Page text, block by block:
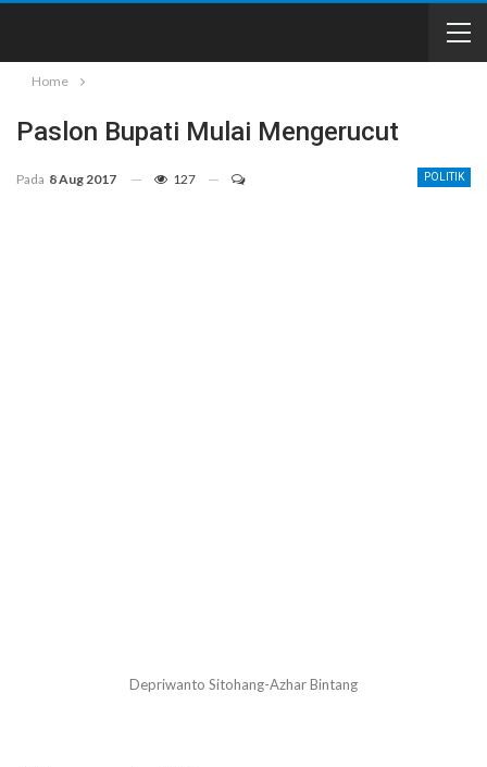
Home
Paslon Bupati Mulai Mengerucut
POLITIK
Pada 8 Aug 2017 127
Depriwanto Sitohang-Azhar Bintang